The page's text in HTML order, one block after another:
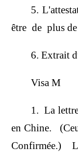
5.
être de plus de
6. Extrait
Visa M
1. La
en Chine.
Confirmée.)